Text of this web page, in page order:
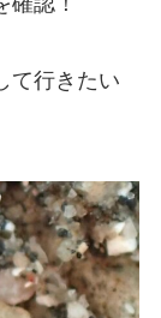
て行きたい